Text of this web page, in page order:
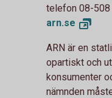
telefon 08-508
arn.se
ARN är en
opartiskt och
konsumenter
nämnden